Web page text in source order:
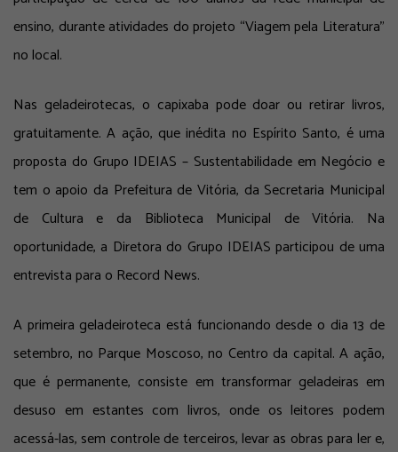
ensino, durante atividades do projeto “Viagem pela Literatura”
no local.
Nas geladeirotecas, o capixaba pode doar ou retirar livros,
gratuitamente. A ação, que inédita no Espírito Santo, é uma
proposta do Grupo IDEIAS – Sustentabilidade em Negócio e
tem o apoio da Prefeitura de Vitória, da Secretaria Municipal
de Cultura e da Biblioteca Municipal de Vitória. Na
oportunidade, a Diretora do Grupo IDEIAS participou de uma
entrevista para o Record News.
A primeira geladeiroteca está funcionando desde o dia 13 de
setembro, no Parque Moscoso, no Centro da capital. A ação,
que é permanente, consiste em transformar geladeiras em
desuso em estantes com livros, onde os leitores podem
acessá-las, sem controle de terceiros, levar as obras para ler e,